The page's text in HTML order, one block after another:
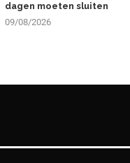
dagen moeten sluiten
09/08/2026